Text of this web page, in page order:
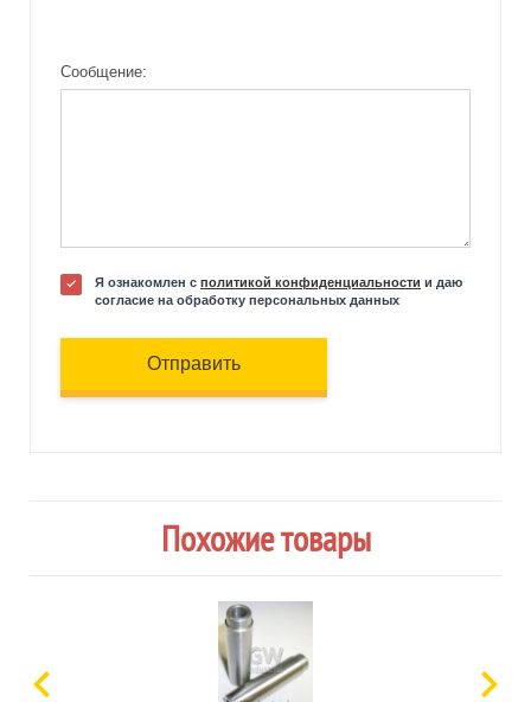
Сообщение:
Я ознакомлен с политикой конфиденциальности и даю
согласие на обработку персональных данных
Отправить
Похожие товары